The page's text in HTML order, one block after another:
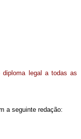
legal a todas as
a seguinte redação: